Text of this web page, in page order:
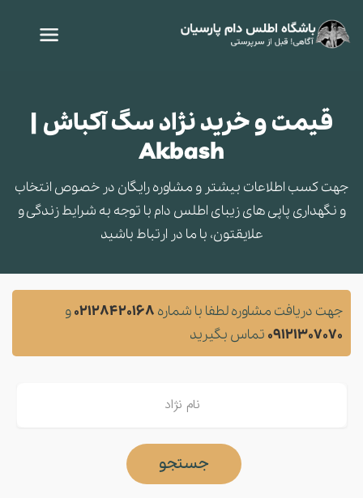
قیمت و خرید نژاد سگ آکباش |
Akbash
جهت کسب اطلاعات بیشتر و مشاوره‌ رایگان در خصوص انتخاب
و نگهداری پاپی های زیبای اطلس دام با توجه به شرایط زندگی و
علایقتون، با ما در ارتباط باشید
جهت دریافت مشاوره لطفا با شماره 02128420168و
09121307070 تماس بگیرید
جستجو